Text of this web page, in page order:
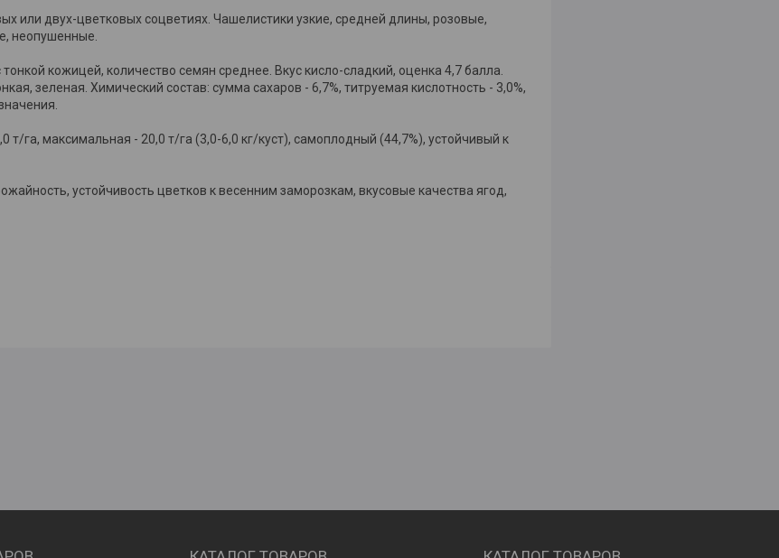
или двух-цветковых соцветиях. Чашелистики узкие, средней длины, розовые,
неопушенные.
кожицей, количество семян среднее. Вкус кисло-сладкий, оценка 4,7 балла.
зеленая. Химический состав: сумма сахаров - 6,7%, титруемая кислотность - 3,0%,
га, максимальная - 20,0 т/га (3,0-6,0 кг/куст), самоплодный (44,7%), устойчивый к
устойчивость цветков к весенним заморозкам, вкусовые качества ягод,